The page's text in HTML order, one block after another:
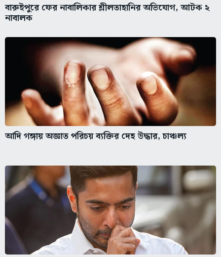
বারুইপুরে ফের নাবালিকার শ্লীলতাহানির অভিযোগ, আটক ২
নাবালক
আদি গঙ্গায় অজ্ঞাত পরিচয় ব্যক্তির দেহ উদ্ধার, চাঞ্চল্য